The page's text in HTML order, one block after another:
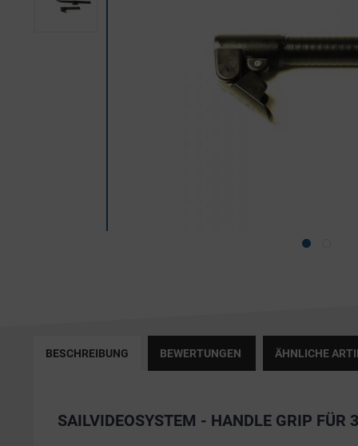
BESCHREIBUNG BEWERTUNGEN ÄHNLICHE
SAILVIDEOSYSTEM - HANDLE GRIP FÜR